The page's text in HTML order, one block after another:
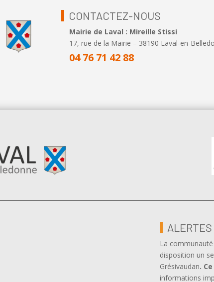
CONTACTEZ-NOUS
Mairie de Laval : Mireille Stissi
17, rue de la Mairie – 38190 Laval-en-
04 76 71 42 88
ALERTES
La
disposition un
Grésivaudan.
informations